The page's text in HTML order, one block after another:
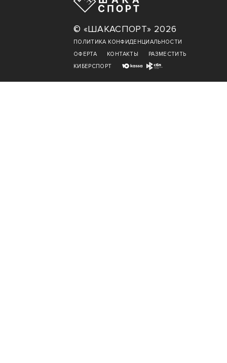
© «ШАКАСПОРТ» 2026
ПОЛИТИКА КОНФИДЕНЦИАЛЬНОСТИ
ОФЕРТА
КОНТАКТЫ
РАЗМЕСТИТЬ
КИБЕРСПОРТ